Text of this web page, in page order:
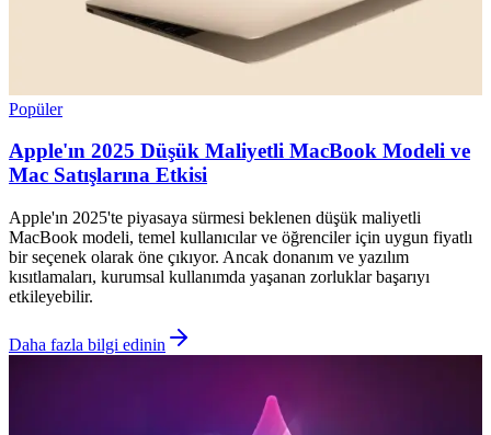
Popüler
Apple'ın 2025 Düşük Maliyetli MacBook Modeli ve
Mac Satışlarına Etkisi
Apple'ın 2025'te piyasaya sürmesi beklenen düşük maliyetli
MacBook modeli, temel kullanıcılar ve öğrenciler için uygun fiyatlı
bir seçenek olarak öne çıkıyor. Ancak donanım ve yazılım
kısıtlamaları, kurumsal kullanımda yaşanan zorluklar başarıyı
etkileyebilir.
Daha fazla bilgi edinin